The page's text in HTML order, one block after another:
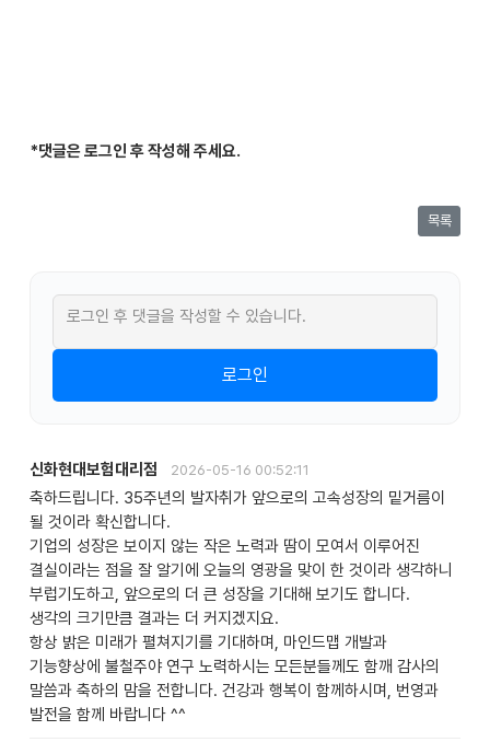
*댓글은 로그인 후 작성해 주세요.
목록
로그인 후 댓글을 작성할 수 있습니다.
로그인
신화현대보험대리점 2026-05-16 00:52:11
축하드립니다. 35주년의 발자취가 앞으로의 고속성장의 밑거름이
될 것이라 확신합니다.
기업의 성장은 보이지 않는 작은 노력과 땀이 모여서 이루어진
결실이라는 점을 잘 알기에 오늘의 영광을 맞이 한 것이라 생각하니
부럽기도하고, 앞으로의 더 큰 성장을 기대해 보기도 합니다.
생각의 크기만큼 결과는 더 커지겠지요.
항상 밝은 미래가 펼쳐지기를 기대하며, 마인드맵 개발과
기능향상에 불철주야 연구 노력하시는 모든분들께도 함깨 감사의
말씀과 축하의 맘을 전합니다. 건강과 행복이 함께하시며, 번영과
발전을 함께 바랍니다 ^^